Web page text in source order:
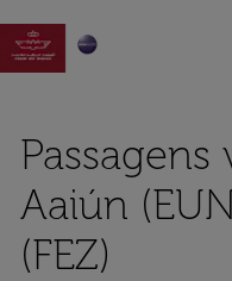

Passagens
Aaiún
(FEZ)